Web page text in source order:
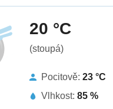
20 °C
(stoupá)
Pocitově: 23 °C
Vlhkost: 85 %